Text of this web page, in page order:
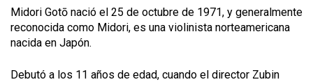
Midori Gotō nació el 25 de octubre de 1971, y generalmente
reconocida como Midori, es una violinista norteamericana
nacida en Japón.
Debutó a los 11 años de edad, cuando el director Zubin